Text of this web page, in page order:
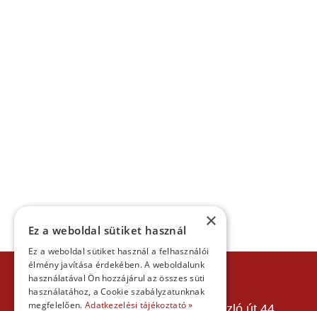
KAPCSOLAT
Gokart Sport Vác
×
Ez a weboldal sütiket használ
Ez a weboldal sütiket használ a felhasználói
élmény javítása érdekében. A weboldalunk
használatával Ön hozzájárul az összes süti
használatához, a Cookie szabályzatunknak
megfelelően. Adatkezelési tájékoztató »